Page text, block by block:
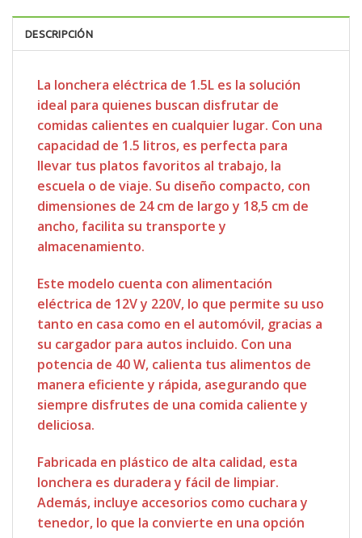
DESCRIPCIÓN
La lonchera eléctrica de 1.5L es la solución
ideal para quienes buscan disfrutar de
comidas calientes en cualquier lugar. Con una
capacidad de 1.5 litros, es perfecta para
llevar tus platos favoritos al trabajo, la
escuela o de viaje. Su diseño compacto, con
dimensiones de 24 cm de largo y 18,5 cm de
ancho, facilita su transporte y
almacenamiento.
Este modelo cuenta con alimentación
eléctrica de 12V y 220V, lo que permite su uso
tanto en casa como en el automóvil, gracias a
su cargador para autos incluido. Con una
potencia de 40 W, calienta tus alimentos de
manera eficiente y rápida, asegurando que
siempre disfrutes de una comida caliente y
deliciosa.
Fabricada en plástico de alta calidad, esta
lonchera es duradera y fácil de limpiar.
Además, incluye accesorios como cuchara y
tenedor, lo que la convierte en una opción